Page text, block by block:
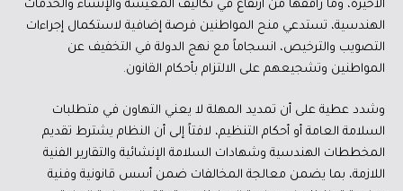
الأخيرة، وما رافقها من ارتفاع في تكاليف المعيشة والإنشاء والخدمات
الهندسية، تستدعي منح المواطنين فرصة إضافية لاستكمال إجراءات
التصويب والترخيص، انسجاماً مع نهج الدولة في التخفيف عن
المواطنين وتشجيعهم على الالتزام بأحكام القانون.
وشدد عطية على أن تمديد المهلة لا يعني التهاون في متطلبات
السلامة العامة أو أحكام التنظيم، لافتاً إلى أن النظام يشترط تقديم
المخططات الهندسية وشهادات السلامة الإنشائية والتقارير الفنية
اللازمة، بما يضمن معالجة المخالفات ضمن أسس قانونية وفنية